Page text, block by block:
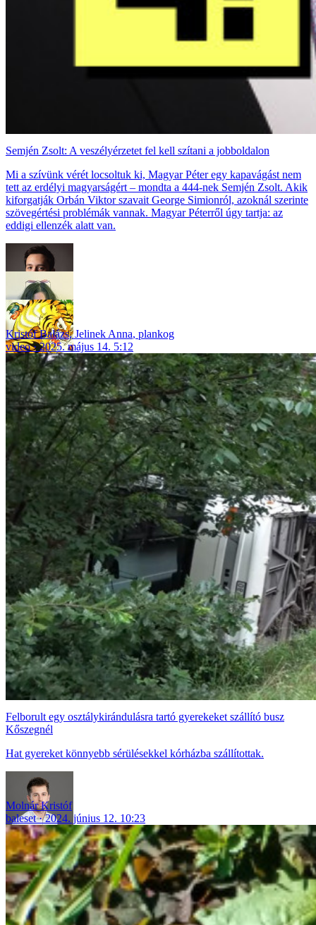
Semjén Zsolt: A veszélyérzetet fel kell szítani a jobboldalon
Mi a szívünk vérét locsoltuk ki, Magyar Péter egy kapavágást nem
tett az erdélyi magyarságért – mondta a 444-nek Semjén Zsolt. Akik
kiforgatják Orbán Viktor szavait George Simionról, azoknál szerinte
szövegértési problémák vannak. Magyar Péterről úgy tartja: az
eddigi ellenzék alatt van.
Kristóf Balázs,Jelinek Anna, plankog
video
2025. május 14. 5:12
Felborult egy osztálykirándulásra tartó gyerekeket szállító busz
Kőszegnél
Hat gyereket könnyebb sérülésekkel kórházba szállítottak.
Molnár Kristóf
baleset
2024. június 12. 10:23